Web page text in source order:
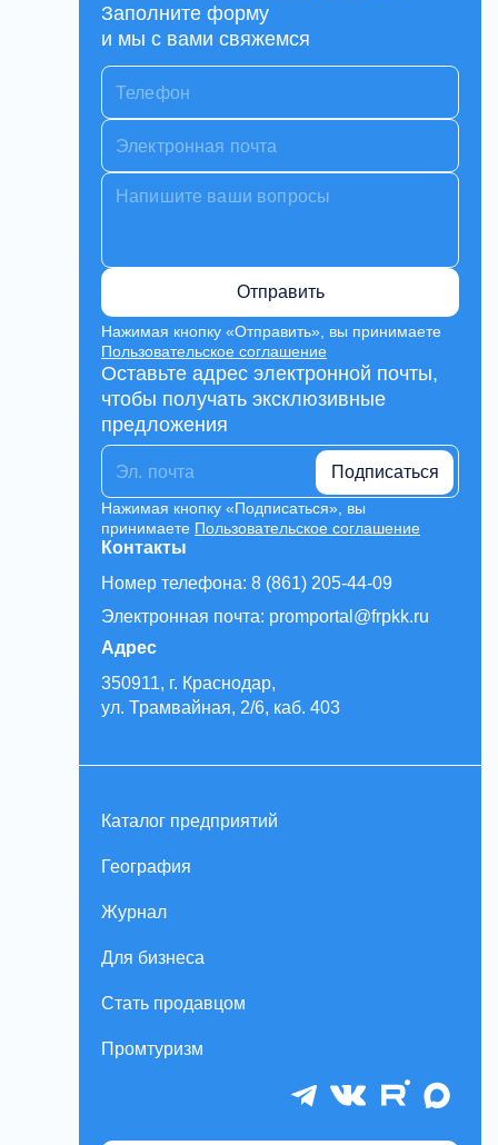
Контакты
Номер телефона: 8 (861) 205-44-09
Электронная почта: promportal@frpkk.ru
Адрес
350911, г. Краснодар,
ул. Трамвайная, 2/6, каб. 403
Заполните форму
и мы с вами свяжемся
Отправить
Нажимая кнопку «Отправить», вы принимаете
Пользовательское соглашение
Оставьте адрес электронной почты,
чтобы получать эксклюзивные
предложения
Подписаться
Нажимая кнопку «Подписаться», вы
принимаете Пользовательское соглашение
Каталог предприятий
География
Журнал
Для бизнеса
Стать продавцом
Промтуризм